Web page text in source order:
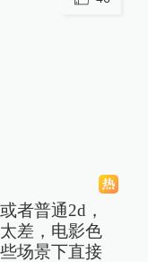
者普通2d，
差，电影色
场景下直接